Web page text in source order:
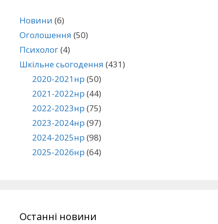
Новини (6)
Оголошення (50)
Психолог(4)
Шкільне сьогодення (431)
2020-2021нр (50)
2021-2022нр (44)
2022-2023нр (75)
2023-2024нр (97)
2024-2025нр (98)
2025-2026нр (64)
Останні новини